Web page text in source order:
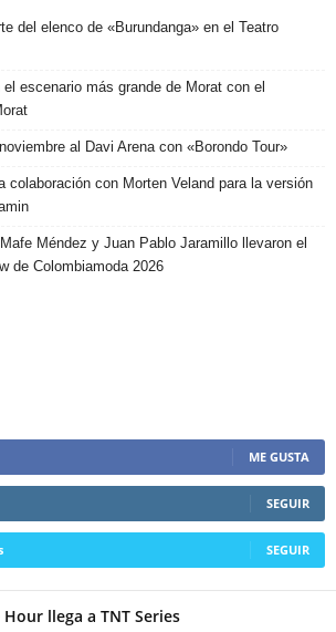
del elenco de «Burundanga» en el Teatro
escenario más grande de Morat con el
al Davi Arena con «Borondo Tour»
colaboración con Morten Veland para la versión
Méndez y Juan Pablo Jaramillo llevaron el
de Colombiamoda 2026
ME GUSTA
SEGUIR
SEGUIR
llega a TNT Series